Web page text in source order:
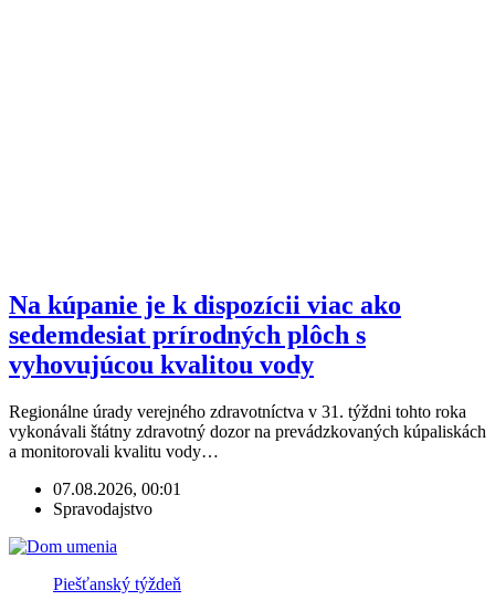
Na kúpanie je k dispozícii viac ako
sedemdesiat prírodných plôch s
vyhovujúcou kvalitou vody
Regionálne úrady verejného zdravotníctva v 31. týždni tohto roka
vykonávali štátny zdravotný dozor na prevádzkovaných kúpaliskách
a monitorovali kvalitu vody…
07.08.2026, 00:01
Spravodajstvo
Piešťanský týždeň